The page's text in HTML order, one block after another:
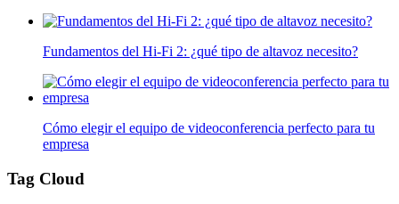
Fundamentos del Hi-Fi 2: ¿qué tipo de altavoz necesito?
Cómo elegir el equipo de videoconferencia perfecto para tu
empresa
Tag Cloud